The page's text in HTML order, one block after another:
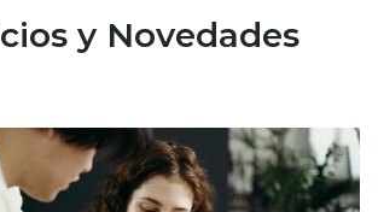
y Novedades